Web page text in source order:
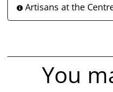
Artisans at the
You